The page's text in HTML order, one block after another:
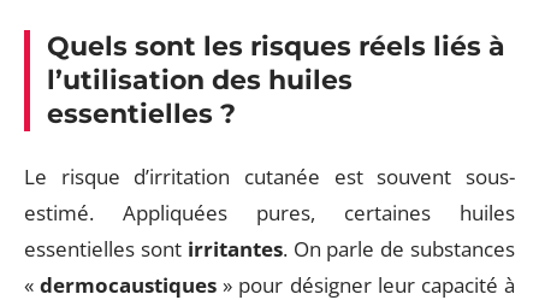
Quels sont les risques réels liés à
l’utilisation des huiles
essentielles ?
Le risque d’irritation cutanée est souvent sous-
estimé. Appliquées pures, certaines huiles
essentielles sont irritantes. On parle de substances
«dermocaustiques » pour désigner leur capacité à